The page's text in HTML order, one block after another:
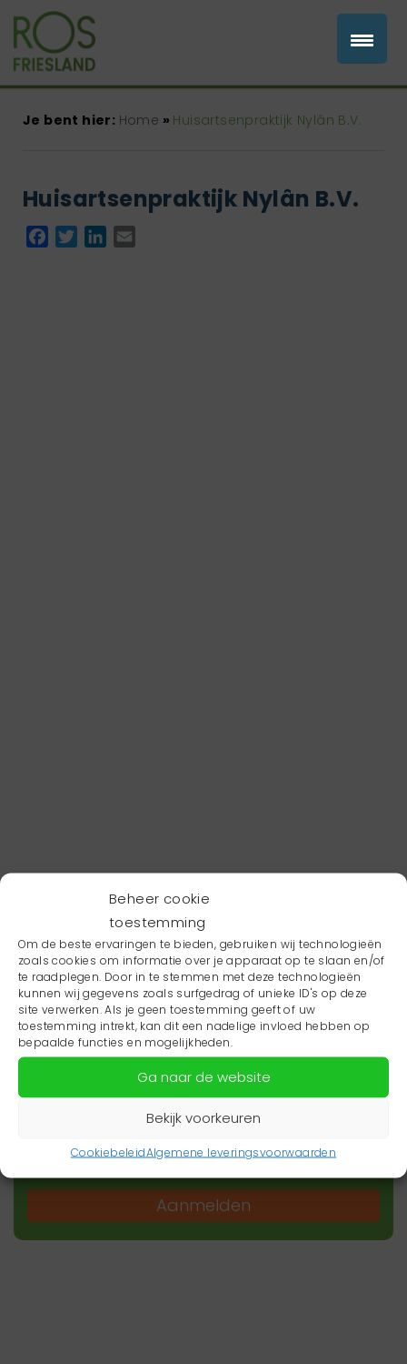
Beheer cookie
toestemming
Om de beste ervaringen te bieden, gebruiken wij technologieën
zoals cookies om informatie over je apparaat op te slaan en/of
te raadplegen. Door in te stemmen met deze technologieën
kunnen wij gegevens zoals surfgedrag of unieke ID's op deze
site verwerken. Als je geen toestemming geeft of uw
toestemming intrekt, kan dit een nadelige invloed hebben op
bepaalde functies en mogelijkheden.
Ga naar de website
Bekijk voorkeuren
CookiebeleidAlgemene leveringsvoorwaarden
Je bent hier: Home » Huisartsenpraktijk Nylân B.V.
Huisartsenpraktijk Nylân B.V.
Facebook
TwitterLinkedIn
Wil je niets missen?
Wil je op de hoogte blijven van het laatste
zorgnieuws in jouw regio? Schrijf je dan in voor
onze nieuwsbrief.
Aanmelden